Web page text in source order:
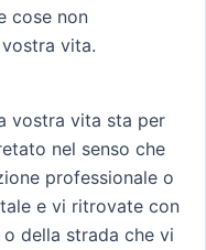
cose non
vita.
vostra vita sta per
nel senso che
professionale o
e vi ritrovate con
della strada che vi